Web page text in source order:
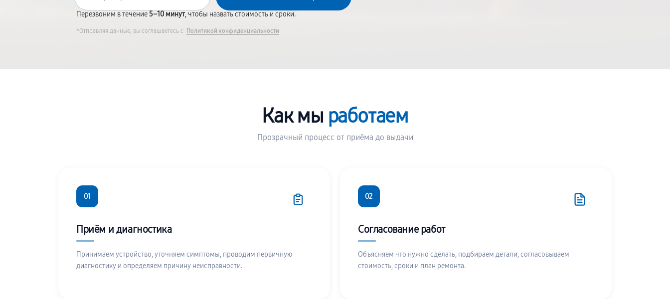
Перезвоним в течение5–10 минут, чтобы назвать стоимость и сроки.
*Отправляя данные, вы соглашаетесь с Политикой конфиденциальности
Как мы работаем
Прозрачный процесс от приёма до выдачи
01
Приём и диагностика
Принимаем устройство, уточняем симптомы, проводим первичную
диагностику и определяем причину неисправности.
02
Согласование работ
Объясняем что нужно сделать, подбираем детали, согласовываем
стоимость, сроки и план ремонта.